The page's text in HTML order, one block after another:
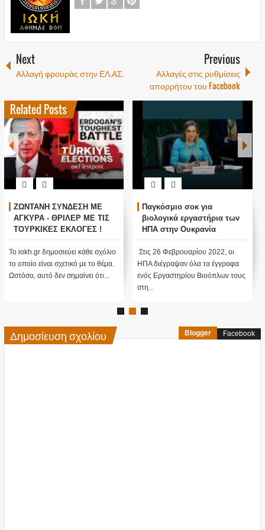
Next
Αλλαγή φρουράς στην ΕΛ.ΑΣ.
Previous
Αλλαγές στις ρυθμίσεις
απορρήτου του Facebook
Related Posts
ΖΩΝΤΑΝΗ ΣΥΝΔΕΣΗ ΜΕ
ΑΓΚΥΡΑ - ΘΡΙΛΕΡ ΜΕ ΤΙΣ
ΤΟΥΡΚΙΚΕΣ ΕΚΛΟΓΕΣ !
Το iokh.gr δημοσιεύει κάθε σχόλιο
το οποίο είναι σχετικό με το θέμα.
Ωστόσο, αυτό δεν σημαίνει ότι...
Παγκόσμιο σοκ για
βιολογικά εργαστήρια των
ΗΠΑ στην Ουκρανία
Στις 26 Φεβρουαρίου 2022, οι
ΗΠΑ διέγραψαν όλα τα έγγραφα
ενός Εργαστηρίου Βιοόπλων τους
στη...
Δημοσίευση σχολίου Blogger Facebook